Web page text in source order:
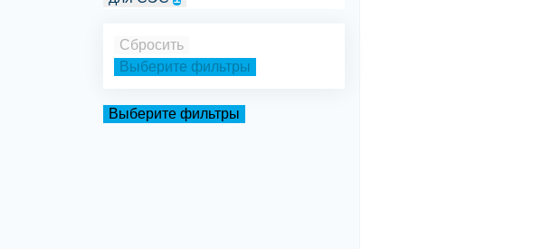
Сбросить
Выберите фильтры
Выберите фильтры